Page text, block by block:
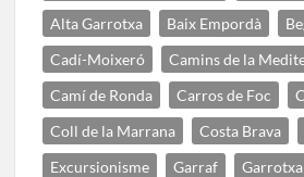
Alta Garrotxa
Baix Empordà
Cadí-Moixeró
Camins de la
Camí de Ronda
Carros de Foc
Coll de la Marrana
Costa Brava
Excursionisme
Garraf Garrotxa